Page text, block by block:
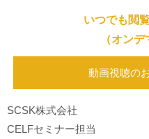
いつでも閲
（オンデ
動画視聴の
SCSK株式会社
CELFセミナー担当